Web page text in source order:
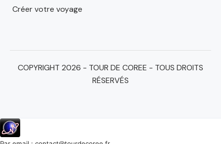
Créer votre voyage
COPYRIGHT 2026 - TOUR DE COREE - TOUS DROITS
RÉSERVÉS